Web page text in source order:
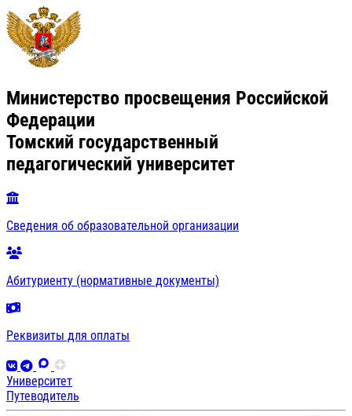
Министерство просвещения Российской
Федерации
Томский государственный
педагогический университет
Сведения об образовательной организации
Абитуриенту (нормативные документы)
Реквизиты для оплаты
Университет
Путеводитель